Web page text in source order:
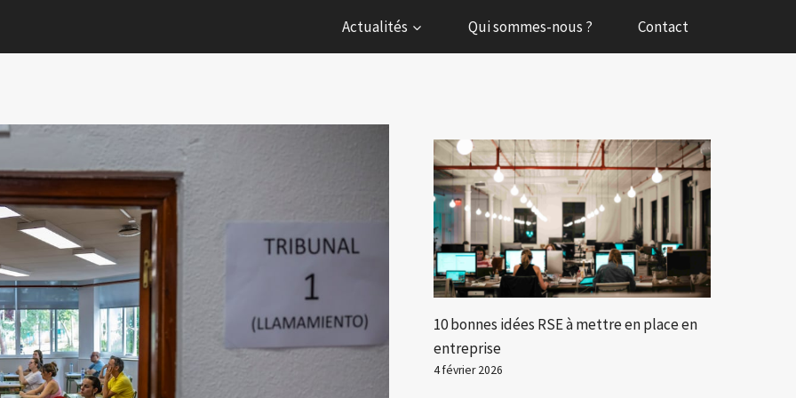
Actualités Qui sommes-nous ? Contact
10 bonnes idées RSE à mettre en place en
entreprise
4 février 2026